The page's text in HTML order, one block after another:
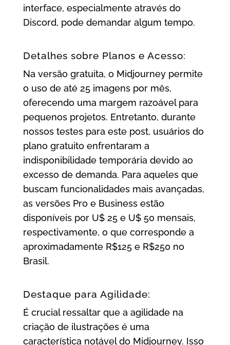
interface, especialmente através do
Discord, pode demandar algum tempo.
Detalhes sobre Planos e Acesso:
Na versão gratuita, o Midjourney permite
o uso de até 25 imagens por mês,
oferecendo uma margem razoável para
pequenos projetos. Entretanto, durante
nossos testes para este post, usuários do
plano gratuito enfrentaram a
indisponibilidade temporária devido ao
excesso de demanda. Para aqueles que
buscam funcionalidades mais avançadas,
as versões Pro e Business estão
disponíveis por U$ 25 e U$ 50 mensais,
respectivamente, o que corresponde a
aproximadamente R$125 e R$250 no
Brasil.
Destaque para Agilidade:
É crucial ressaltar que a agilidade na
criação de ilustrações é uma
característica notável do Midjourney. Isso